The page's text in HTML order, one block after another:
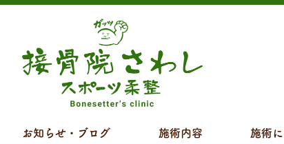
お知らせ・ブログ 施術内容 施術